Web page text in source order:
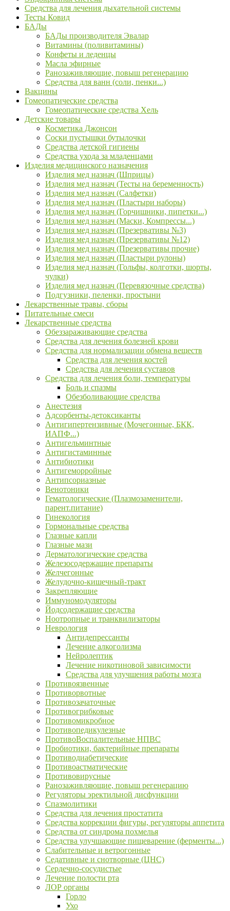
Средства для лечения дыхательной системы
Тесты Ковид
БАДы
БАДы производителя Эвалар
Витамины (поливитамины)
Конфеты и леденцы
Масла эфирные
Ранозаживляющие, повыш регенерацию
Средства для ванн (соли, пенки...)
Вакцины
Гомеопатические средства
Гомеопатические средства Хель
Детские товары
Косметика Джонсон
Соски пустышки бутылочки
Средства детской гигиены
Средства ухода за младенцами
Изделия медицинского назначения
Изделия мед назнач (Шприцы)
Изделия мед назнач (Тесты на беременность)
Изделия мед назнач (Салфетки)
Изделия мед назнач (Пластыри наборы)
Изделия мед назнач (Горчишники, пипетки...)
Изделия мед назнач (Маски, Компрессы...)
Изделия мед назнач (Презервативы №3)
Изделия мед назнач (Презервативы №12)
Изделия мед назнач (Презервативы прочие)
Изделия мед назнач (Пластыри рулоны)
Изделия мед назнач (Гольфы, колготки, шорты,
чулки)
Изделия мед назнач (Перевязочные средства)
Подгузники, пеленки, простыни
Лекарственные травы, сборы
Питательные смеси
Лекарственные средства
Обеззараживающие средства
Средства для лечения болезней крови
Средства для нормализации обмена веществ
Средства для лечения костей
Средства для лечения суставов
Средства для лечения боли, температуры
Боль и спазмы
Обезболивающие средства
Анестезия
Адсорбенты-детоксиканты
Антигипертензивные (Мочегонные, БКК,
ИАПФ...)
Антигельминтные
Антигистаминные
Антибиотики
Антигеморройные
Антипсориазные
Венотоники
Гематологические (Плазмозаменители,
парент.питание)
Гинекология
Гормональные средства
Глазные капли
Глазные мази
Дерматологические средства
Железосодержащие препараты
Желчегонные
Желудочно-кишечный-тракт
Закрепляющие
Иммуномодуляторы
Йодсодержащие средства
Ноотропные и транквилизаторы
Неврология
Антидепрессанты
Лечение алкоголизма
Нейролептик
Лечение никотиновой зависимости
Средства для улучшения работы мозга
Противоязвенные
Противорвотные
Противозачаточные
Противогрибковые
Противомикробное
Противопедикулезные
ПротивоВоспалительные НПВС
Пробиотики, бактерийные препараты
Противодиабетические
Противоастматические
Противовирусные
Ранозаживляющие, повыш регенерацию
Регуляторы эректильной дисфункции
Спазмолитики
Средства для лечения простатита
Средства коррекции фигуры, регуляторы аппетита
Средства от синдрома похмелья
Средства улучшающие пищеварение (ферменты...)
Слабительные и ветрогонные
Седативные и снотворные (ЦНС)
Сердечно-сосудистые
Лечение полости рта
ЛОР органы
Горло
Ухо